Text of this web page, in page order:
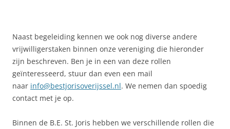
Naast begeleiding kennen we ook nog diverse andere
vrijwilligerstaken binnen onze vereniging die hieronder
zijn beschreven. Ben je in een van deze rollen
geïnteresseerd, stuur dan even een mail
naar info@bestjorisoverijssel.nl. We nemen dan spoedig
contact met je op.
Binnen de B.E. St. Joris hebben we verschillende rollen die